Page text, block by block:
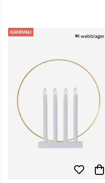
KAMPANJ
I webblager